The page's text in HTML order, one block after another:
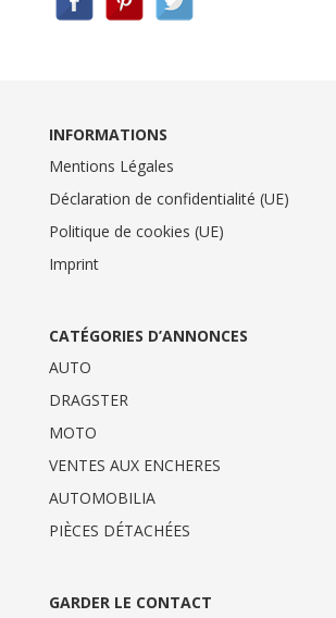
INFORMATIONS
Mentions Légales
Déclaration de confidentialité (UE)
Politique de cookies (UE)
Imprint
CATÉGORIES D’ANNONCES
AUTO
DRAGSTER
MOTO
VENTES AUX ENCHERES
AUTOMOBILIA
PIÈCES DÉTACHÉES
GARDER LE CONTACT